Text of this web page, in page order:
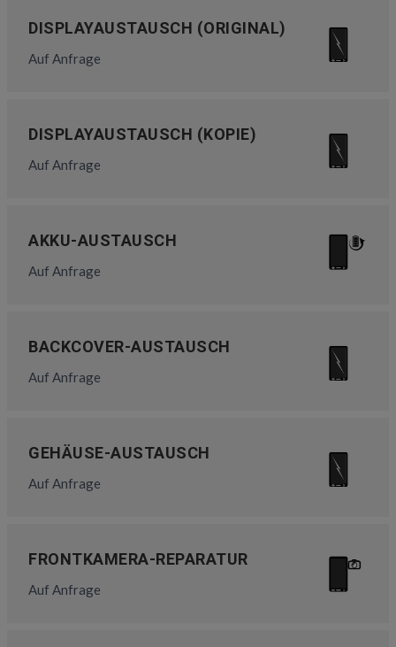
DISPLAYAUSTAUSCH (ORIGINAL)
Auf Anfrage
DISPLAYAUSTAUSCH (KOPIE)
Auf Anfrage
AKKU-AUSTAUSCH
Auf Anfrage
BACKCOVER-AUSTAUSCH
Auf Anfrage
GEHÄUSE-AUSTAUSCH
Auf Anfrage
FRONTKAMERA-REPARATUR
Auf Anfrage